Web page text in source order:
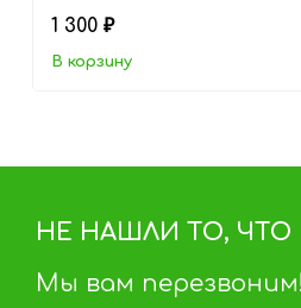
1 300 ₽
В корзину
НЕ НАШЛИ ТО, ЧТО
Мы вам перезвоним!